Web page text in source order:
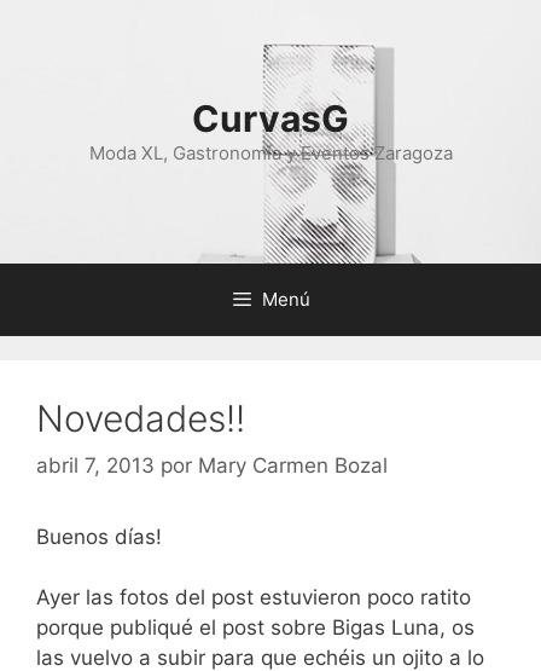
CurvasG
Moda XL, Gastronomía y Eventos Zaragoza
Menú
Novedades!!
abril 7, 2013 por Mary Carmen Bozal
Buenos días!
Ayer las fotos del post estuvieron poco ratito
porque publiqué el post sobre Bigas Luna, os
las vuelvo a subir para que echéis un ojito a lo